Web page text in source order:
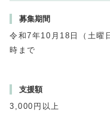
募集期間
令和7年10月18日（土曜
時まで
支援額
3,000円以上